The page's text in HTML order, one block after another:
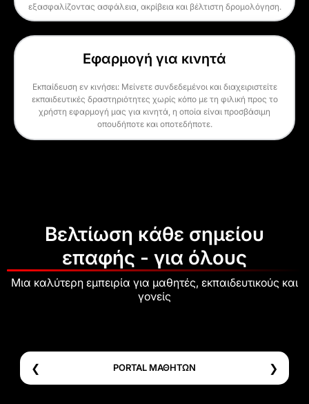
εξασφαλίζοντας ασφάλεια, ακρίβεια και βέλτιστη δρομολόγηση.
Εφαρμογή για κινητά
Εκπαίδευση εν κινήσει: Μείνετε συνδεδεμένοι και διαχειριστείτε
εκπαιδευτικές δραστηριότητες χωρίς κόπο με τη φιλική προς το
χρήστη εφαρμογή μας για κινητά, η οποία είναι προσβάσιμη
οπουδήποτε και οποτεδήποτε.
Βελτίωση κάθε σημείου
επαφής - για όλους
Μια καλύτερη εμπειρία για μαθητές, εκπαιδευτικούς και
γονείς
❮ PORTAL ΜΑΘΗΤΩΝ ❯